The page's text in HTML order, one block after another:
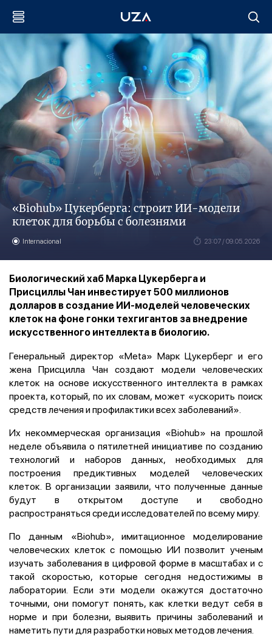
«Biohub» Цукерберга: строит ИИ-модели
клеток для борьбы с болезнями
Internacional 23:07 / 09.05.2026
Биологический хаб Марка Цукерберга и
Присциллы Чан инвестирует 500 миллионов
долларов в создание ИИ-моделей человеческих
клеток на фоне гонки техгигантов за внедрение
искусственного интеллекта в биологию.
Генеральный директор «Meta» Марк Цукерберг и его
жена Присцилла Чан создают модели человеческих
клеток на основе искусственного интеллекта в рамках
проекта, который, по их словам, может «ускорить поиск
средств лечения и профилактики всех заболеваний».
Их некоммерческая организация «Biohub» на прошлой
неделе объявила о пятилетней инициативе по созданию
технологий и наборов данных, необходимых для
построения предиктивных моделей человеческих
клеток. В организации заявили, что полученные данные
будут в открытом доступе и свободно
распространяться среди исследователей по всему миру.
По данным «Biohub», имитационное моделирование
человеческих клеток с помощью ИИ позволит ученым
изучать заболевания в цифровой форме в масштабах и с
такой скоростью, которые сегодня недостижимы в
лаборатории. Если эти модели окажутся достаточно
точными, они помогут понять, как клетки ведут себя в
норме и при болезни, выявить причины заболеваний и
наметить пути для разработки новых методов лечения.